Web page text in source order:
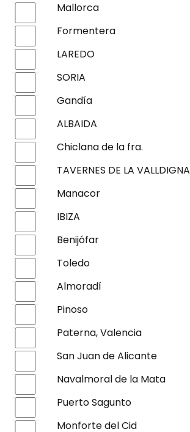
Mallorca
Formentera
LAREDO
SORIA
Gandía
ALBAIDA
Chiclana de la fra.
TAVERNES DE LA VALLDIGNA
Manacor
IBIZA
Benijófar
Toledo
Almoradí
Pinoso
Paterna, Valencia
San Juan de Alicante
Navalmoral de la Mata
Puerto Sagunto
Monforte del Cid